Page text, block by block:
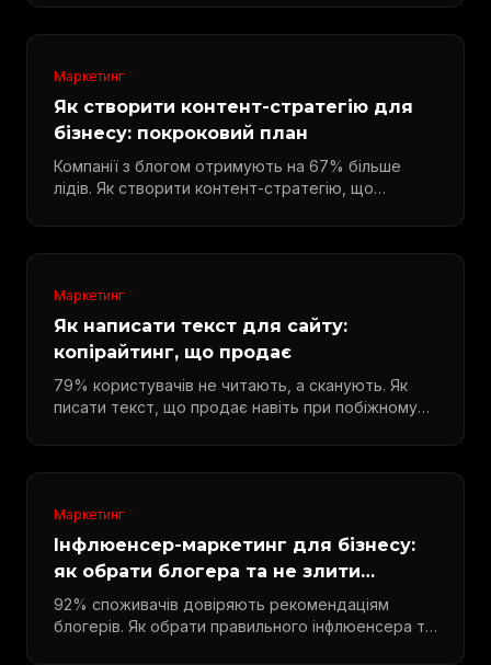
Маркетинг
Як створити контент-стратегію для
бізнесу: покроковий план
Компанії з блогом отримують на 67% більше
лідів. Як створити контент-стратегію, що
Маркетинг
Як написати текст для сайту:
копірайтинг, що продає
79% користувачів не читають, а сканують. Як
писати текст, що продає навіть при побіжному
Маркетинг
Інфлюенсер-маркетинг для бізнесу:
як обрати блогера та не злити
бюджет
92% споживачів довіряють рекомендаціям
блогерів. Як обрати правильного інфлюенсера та